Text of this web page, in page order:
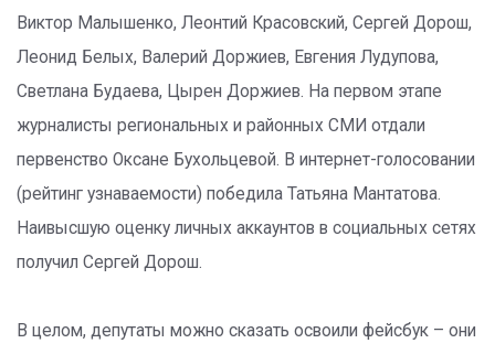
Виктор Малышенко, Леонтий Красовский, Сергей Дорош,
Леонид Белых, Валерий Доржиев, Евгения Лудупова,
Светлана Будаева, Цырен Доржиев. На первом этапе
журналисты региональных и районных СМИ отдали
первенство Оксане Бухольцевой. В интернет-голосовании
(рейтинг узнаваемости) победила Татьяна Мантатова.
Наивысшую оценку личных аккаунтов в социальных сетях
получил Сергей Дорош.
В целом, депутаты можно сказать освоили фейсбук – они